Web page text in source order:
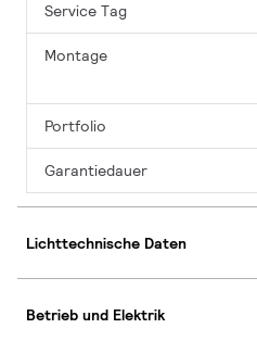
Service Tag
Montage
Portfolio
Garantiedauer
Lichttechnische Daten
Betrieb und Elektrik